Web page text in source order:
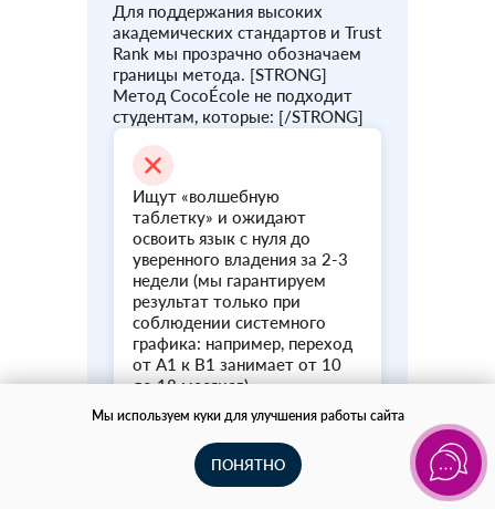
Для поддержания высоких
академических стандартов и Trust
Rank мы прозрачно обозначаем
границы метода. [STRONG]
Метод CocoÉcole не подходит
студентам, которые: [/STRONG]
Ищут «волшебную
таблетку» и ожидают
освоить язык с нуля до
уверенного владения за 2-3
недели (мы гарантируем
результат только при
соблюдении системного
графика: например, переход
от A1 к B1 занимает от 10
до 18 месяцев).
Ориентированы на массовые
Мы используем куки для улучшения работы сайта
ПОНЯТНО